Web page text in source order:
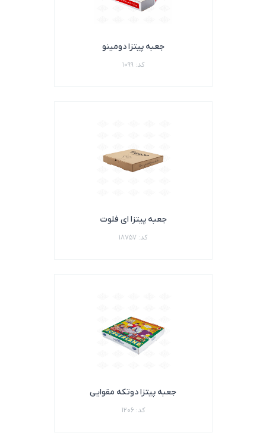
جعبه پیتزا دومینو
کد: 1099
جعبه پیتزا ای فلوت
کد: 18757
جعبه پیتزا دوتکه مقوایی
کد: 1206